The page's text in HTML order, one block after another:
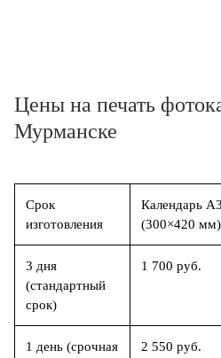
Цены на печать
Мурманске
Срок
изготовления
Календарь А3
(300×420 мм)
3 дня
(стандартный
срок)
1 700 руб.
1 день (срочная
2 550 руб.